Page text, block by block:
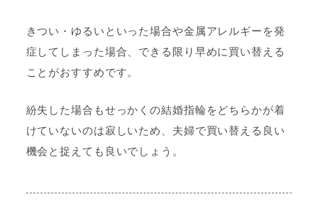
きつい・ゆるいといった場合や金属アレルギーを発
症してしまった場合、できる限り早めに買い替える
ことがおすすめです。
紛失した場合もせっかくの結婚指輪をどちらかが着
けていないのは寂しいため、夫婦で買い替える良い
機会と捉えても良いでしょう。